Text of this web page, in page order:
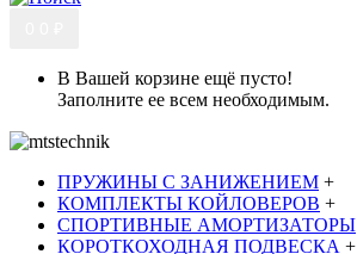
В Вашей корзине ещё пусто!
Заполните ее всем необходимым.
ПРУЖИНЫ С ЗАНИЖЕНИЕМ +
КОМПЛЕКТЫ КОЙЛОВЕРОВ +
СПОРТИВНЫЕ АМОРТИЗАТОРЫ
КОРОТКОХОДНАЯ ПОДВЕСКА +